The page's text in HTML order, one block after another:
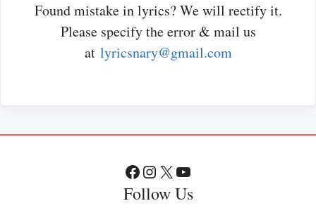
Found mistake in lyrics? We will rectify it.
Please specify the error & mail us
at lyricsnary@gmail.com
Facebook
Instagram
X YouTube
Follow Us